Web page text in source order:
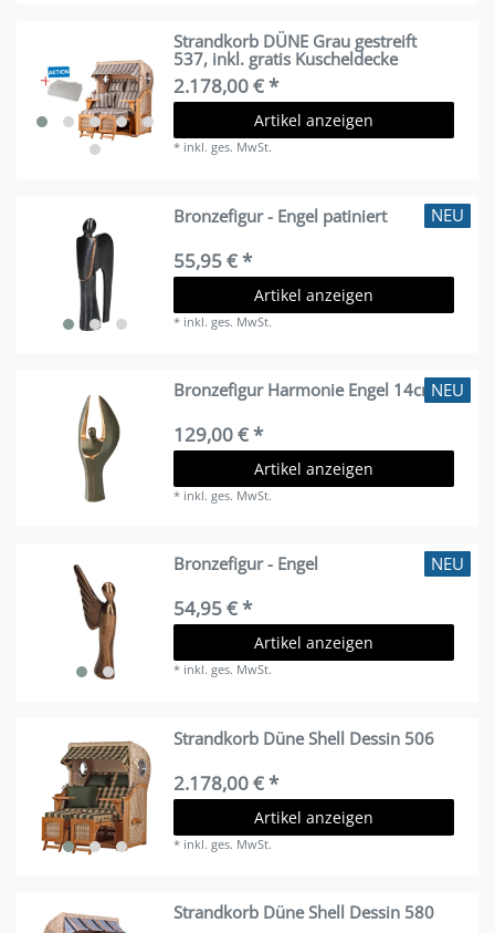
Strandkorb DÜNE Grau gestreift
537, inkl. gratis Kuscheldecke
2.178,00 € *
Artikel anzeigen
* inkl. ges. MwSt.
NEU
Bronzefigur - Engel patiniert
55,95 € *
Artikel anzeigen
* inkl. ges. MwSt.
NEU
Bronzefigur Harmonie Engel 14cm
129,00 € *
Artikel anzeigen
* inkl. ges. MwSt.
NEU
Bronzefigur - Engel
54,95 € *
Artikel anzeigen
* inkl. ges. MwSt.
Strandkorb Düne Shell Dessin 506
2.178,00 € *
Artikel anzeigen
* inkl. ges. MwSt.
Strandkorb Düne Shell Dessin 580